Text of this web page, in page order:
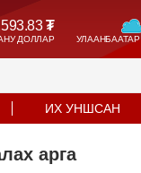
₮
ДОЛЛАР
ИХ УНШСАН
арга